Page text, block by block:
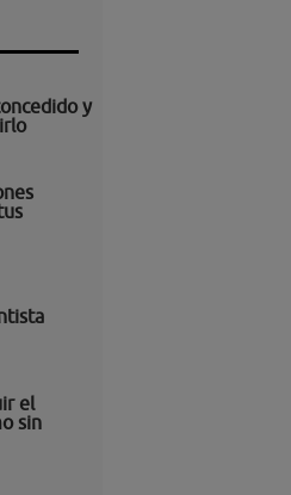
y
el
sin